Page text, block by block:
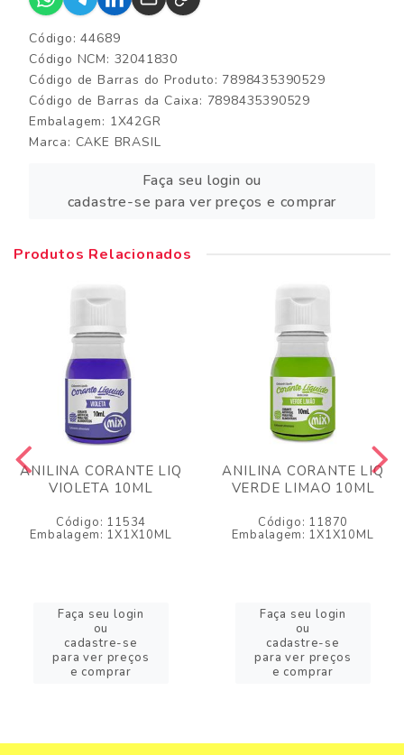
Código: 44689
Código NCM: 32041830
Código de Barras do Produto: 7898435390529
Código de Barras da Caixa: 7898435390529
Embalagem: 1X42GR
Marca: CAKE BRASIL
Faça seu login ou
cadastre-se para ver preços e comprar
Produtos Relacionados
ANILINA CORANTE LIQ
VIOLETA 10ML
Código: 11534
Embalagem: 1X1X10ML
Faça seu login
ou
cadastre-se
para ver preços
e comprar
ANILINA CORANTE LIQ
VERDE LIMAO 10ML
Código: 11870
Embalagem: 1X1X10ML
Faça seu login
ou
cadastre-se
para ver preços
e comprar